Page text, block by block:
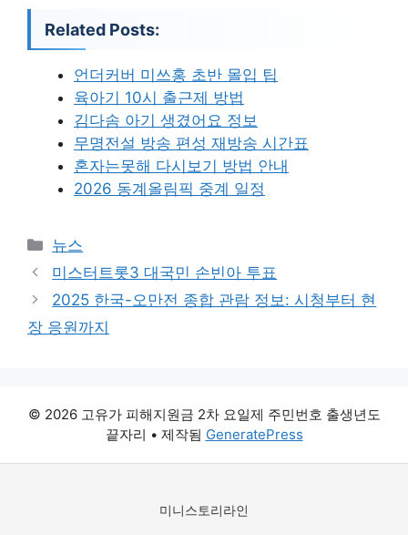
Related Posts:
언더커버 미쓰홍 초반 몰입 팁
육아기 10시 출근제 방법
김다솜 아기 생겼어요 정보
무명전설 방송 편성 재방송 시간표
혼자는못해 다시보기 방법 안내
2026 동계올림픽 중계 일정
카
테
고
리
뉴스
미스터트롯3 대국민 손빈아 투표
2025 한국-오만전 종합 관람 정보: 시청부터 현
장 응원까지
© 2026 고유가 피해지원금 2차 요일제 주민번호 출생년도
끝자리 • 제작됨 GeneratePress
미니스토리라인